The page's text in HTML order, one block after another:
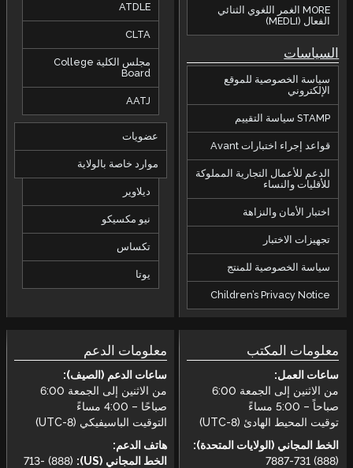
MORE الغمر اللغوي الثنائي
الفعال (MEDLI)
السياسات
سياسة الخصوصية للموقع
الإلكتروني
STAMP سياسة التقييم
قواعد إجراء اختبارات Avant
الدعم للأعمال التجارية المملوكة
للأقليات والنساء
اختبار الأمان والنزاهة
تجهيزات الاختبار
سياسة الخصوصية للمنتج
Children’s Privacy Notice
ATDLE
CLTA
مجلس الكلية College
Board
AATJ
عضويات
موارد خاصة بالولاية
ديلاوير
نيو مكسيكو
تكساس
يوتا
معلومات المكتب
ساعات العمل:
من الاثنين إلى الجمعة 6:00
صباحاً – 5:00 مساءً
توقيت المحيط الهادئ (UTC-8)
الخط المجاني (الولايات المتحدة):
(888) 731-7887
معلومات الدعم
ساعات الدعم (الصيف):
من الاثنين إلى الجمعة 6:00
صباحًا – 4:00 مساءً
التوقيت الباسيفيكي (UTC-8)
هاتف الدعم:
الخط المجاني (US):
(888) 713-